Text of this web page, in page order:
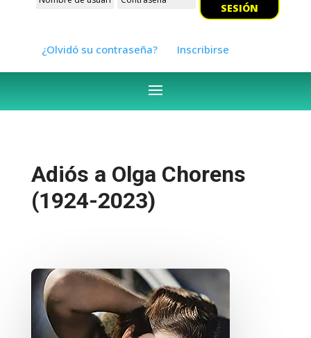
SESIÓN
¿Olvidó su contraseña? Inscribirse
Adiós a Olga Chorens
(1924-2023)